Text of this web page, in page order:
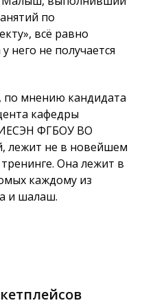
по
всё равно
него не получается
по мнению кандидата
кафедры
ИЕСЭН ФГБОУ ВО
лежит не в новейшем
Она лежит в
каждому из
и шалаш.